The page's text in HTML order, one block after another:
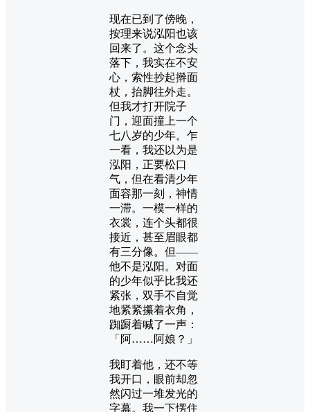
现在已到了傍晚，
按理来说泓阳也该
回来了。这个念头
落下，我实在不安
心，索性抄起擀面
杖，抬脚往外走。
但我才打开院子
门，迎面撞上一个
七八岁的少年。乍
一看，我还以为是
泓阳，正要松口
气，但在看清少年
面容那一刻，神情
一滞。一模一样的
衣裳，连个头都很
接近，甚至眉眼都
有三分像。但——
他不是泓阳。对面
的少年似乎比我还
紧张，双手不自觉
地紧紧攥着衣角，
踟蹰着喊了一声：
「阿……阿娘？」
我盯着他，还不等
我开口，眼前却忽
然闪过一堆发光的
字幕。我一下愣住